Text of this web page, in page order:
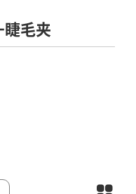
毛夹